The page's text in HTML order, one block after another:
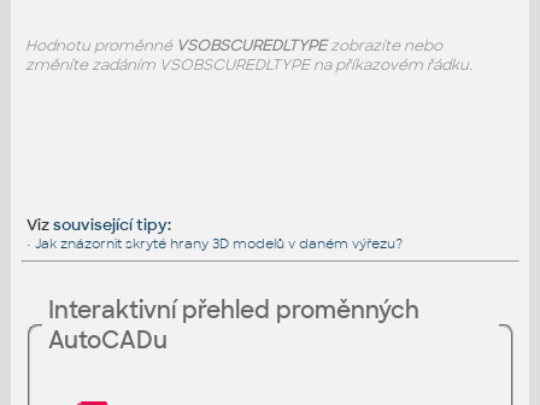
Hodnotu proměnné VSOBSCUREDLTYPEzobrazíte nebo
změníte zadáním VSOBSCUREDLTYPE na příkazovém řádku.
Vizsouvisející tipy:
• Jak znázornit skryté hrany 3D modelů v daném výřezu?
Interaktivní přehled proměnných
AutoCADu